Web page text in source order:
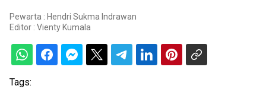
Pewarta : Hendri Sukma Indrawan
Editor : Vienty Kumala
Tags: